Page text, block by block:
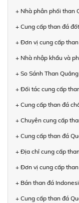
+ Nhà phân phối than
+ Cung cấp than đá
+ Đơn vị cung cấp
+ Nhà nhập khẩu và
+ So Sánh Than
+ Đối tác cung cấp
+ Cung cấp than đá
+ Chuyên cung cấp
+ Cung cấp than đá
+ Địa chỉ cung cấp
+ Đơn vị cung cấp
+ Bán than đá
+ Cung cấp than đá